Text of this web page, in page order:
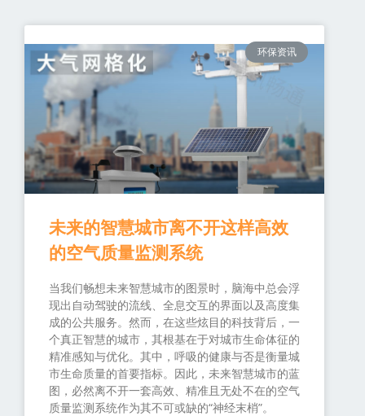
环保资讯
未来的智慧城市离不开这样高效
的空气质量监测系统
当我们畅想未来智慧城市的图景时，脑海中总会浮
现出自动驾驶的流线、全息交互的界面以及高度集
成的公共服务。然而，在这些炫目的科技背后，一
个真正智慧的城市，其根基在于对城市生命体征的
精准感知与优化。其中，呼吸的健康与否是衡量城
市生命质量的首要指标。因此，未来智慧城市的蓝
图，必然离不开一套高效、精准且无处不在的空气
质量监测系统作为其不可或缺的“神经末梢”。